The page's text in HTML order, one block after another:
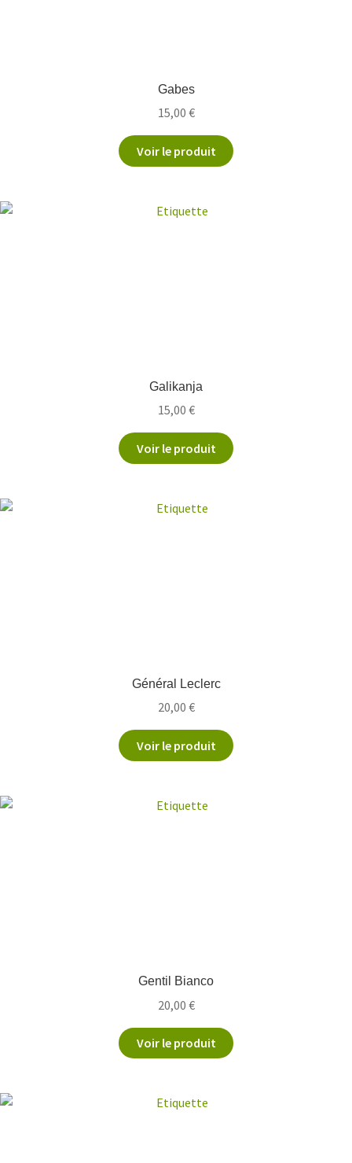
Gabes
15,00 €
Voir le produit
Galikanja
15,00 €
Voir le produit
Général Leclerc
20,00 €
Voir le produit
Gentil Bianco
20,00 €
Voir le produit